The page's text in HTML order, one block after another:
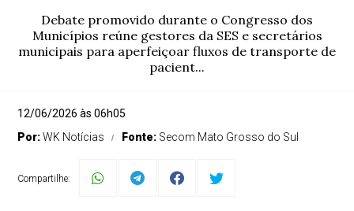
Debate promovido durante o Congresso dos
Municípios reúne gestores da SES e secretários
municipais para aperfeiçoar fluxos de transporte de
pacient...
12/06/2026 às 06h05
Por:WK Notícias Fonte: Secom Mato Grosso do Sul
Compartilhe: